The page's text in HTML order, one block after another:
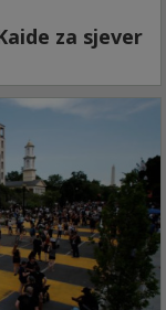
za sjever